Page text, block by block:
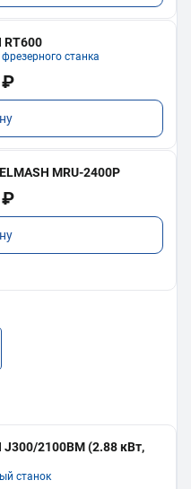
RT600
станка
₽
MRU-2400P
₽
J300/2100ВМ (2.88 кВт,
станок